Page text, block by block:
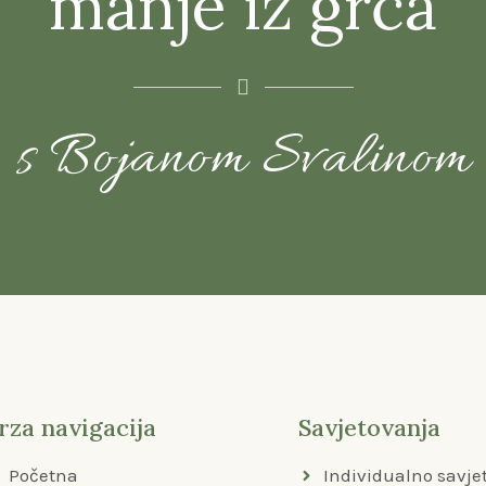
s Bojanom Svalinom
navigacija
Početna
Savjetovanja
Individualno